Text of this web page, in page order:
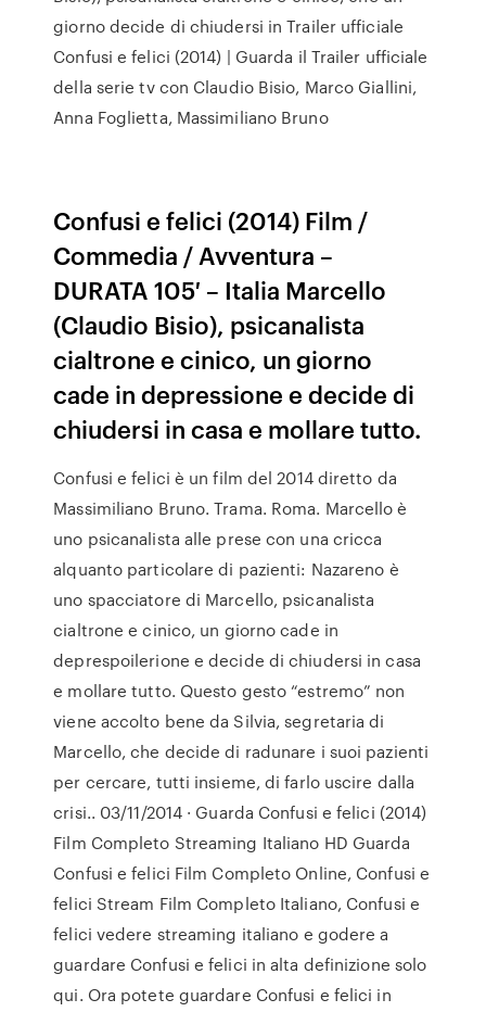
giorno decide di chiudersi in Trailer ufficiale
Confusi e felici (2014) | Guarda il Trailer ufficiale
della serie tv con Claudio Bisio, Marco Giallini,
Anna Foglietta, Massimiliano Bruno
Confusi e felici (2014) Film /
Commedia / Avventura –
DURATA 105′ – Italia Marcello
(Claudio Bisio), psicanalista
cialtrone e cinico, un giorno
cade in depressione e decide di
chiudersi in casa e mollare tutto.
Confusi e felici è un film del 2014 diretto da
Massimiliano Bruno. Trama. Roma. Marcello è
uno psicanalista alle prese con una cricca
alquanto particolare di pazienti: Nazareno è
uno spacciatore di Marcello, psicanalista
cialtrone e cinico, un giorno cade in
deprespoilerione e decide di chiudersi in casa
e mollare tutto. Questo gesto “estremo” non
viene accolto bene da Silvia, segretaria di
Marcello, che decide di radunare i suoi pazienti
per cercare, tutti insieme, di farlo uscire dalla
crisi.. 03/11/2014 · Guarda Confusi e felici (2014)
Film Completo Streaming Italiano HD Guarda
Confusi e felici Film Completo Online, Confusi e
felici Stream Film Completo Italiano, Confusi e
felici vedere streaming italiano e godere a
guardare Confusi e felici in alta definizione solo
qui. Ora potete guardare Confusi e felici in